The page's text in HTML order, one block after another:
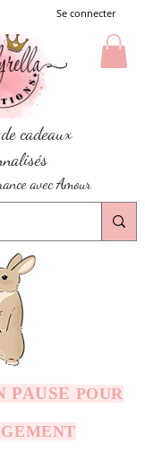
Se connecter
cadeaux
avec Amour
PAUSE POUR